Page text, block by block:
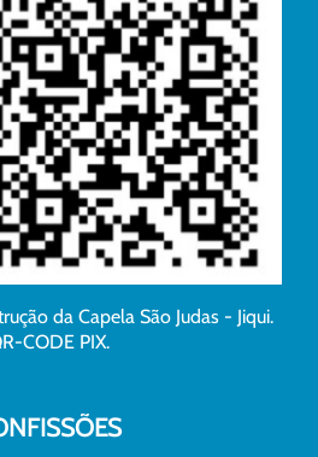
da Capela São Judas - Jiqui.
CODE PIX.